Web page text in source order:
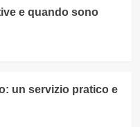
e quando sono
un servizio pratico e